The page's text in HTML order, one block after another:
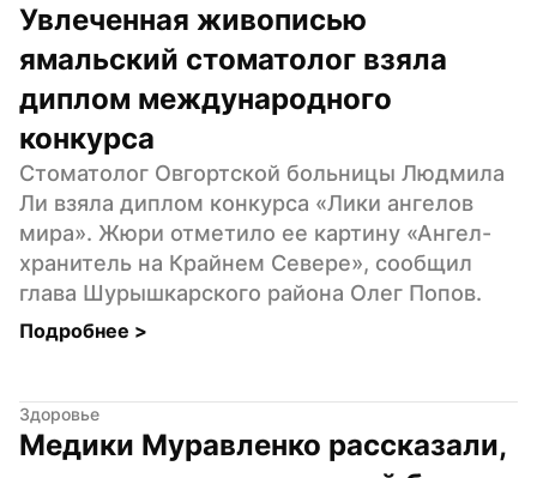
Увлеченная живописью
ямальский стоматолог взяла
диплом международного
конкурса
Стоматолог Овгортской больницы Людмила
Ли взяла диплом конкурса «Лики ангелов
мира». Жюри отметило ее картину «Ангел-
хранитель на Крайнем Севере», сообщил
глава Шурышкарского района Олег Попов.
Подробнее >
Здоровье
Медики Муравленко рассказали,